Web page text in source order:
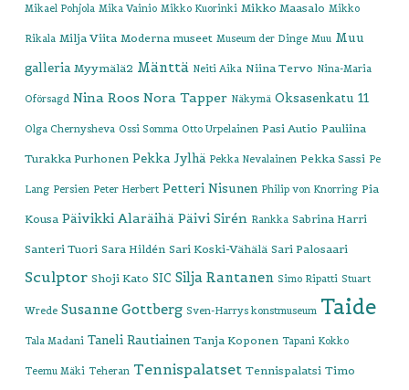
Mikael Pohjola Mika Vainio Mikko Kuorinki Mikko Maasalo Mikko
Rikala Milja Viita Moderna museet Museum der Dinge Muu Muu
galleria Myymälä2 Mänttä Neiti Aika Niina Tervo Nina-Maria
Oförsagd Nina Roos Nora Tapper Näkymä Oksasenkatu 11
Olga Chernysheva Ossi Somma Otto Urpelainen Pasi Autio Pauliina
Turakka Purhonen Pekka Jylhä Pekka Nevalainen Pekka Sassi Pe
Lang Persien Peter Herbert Petteri Nisunen Philip von Knorring Pia
Kousa Päivikki Alaräihä Päivi Sirén Rankka Sabrina Harri
Santeri Tuori Sara Hildén Sari Koski-Vähälä Sari Palosaari
Sculptor Shoji Kato SIC Silja Rantanen Simo Ripatti Stuart
Wrede Susanne Gottberg Sven-Harrys konstmuseum Taide
Tala Madani Taneli Rautiainen Tanja Koponen Tapani Kokko
Teemu Mäki Teheran Tennispalatset Tennispalatsi Timo